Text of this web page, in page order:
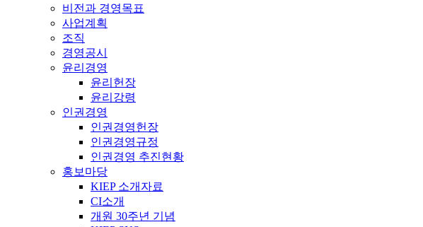
비전과 경영목표
사업계획
조직
경영공시
윤리경영
윤리헌장
윤리강령
인권경영
인권경영헌장
인권경영규정
인권경영 추진현황
홍보마당
KIEP 소개자료
CI소개
개원 30주년 기념